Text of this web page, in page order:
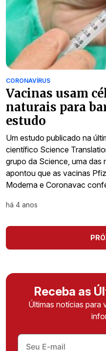
CORONAVÍRUS
Vacinas usam
naturais para
estudo
Um estudo publicado na
científico ​Science
grupo da Science, uma das
apontou que as vacinas
Moderna e Coronavac
há 4 anos
Receba as
Últimas notícias para